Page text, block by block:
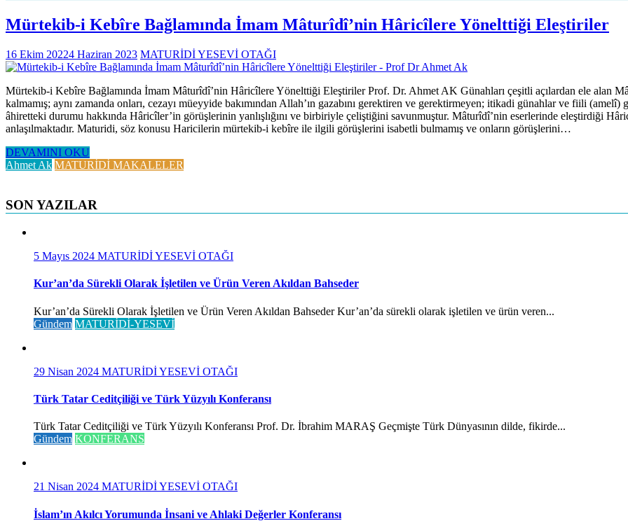
Mürtekib-i Kebîre Bağlamında İmam Mâturîdî’nin Hâricîlere Yönelttiği Eleştiriler
16 Ekim 20224 Haziran 2023 MATURİDİ YESEVİ OTAĞI
Mürtekib-i Kebîre Bağlamında İmam Mâturîdî’nin Hâricîlere Yönelttiği Eleştiriler Prof. Dr. Ahmet AK Günahları çeşitli açılardan ele alan
kalmamış; aynı zamanda onları, cezayı müeyyide bakımından Allah’ın gazabını gerektiren ve gerektirmeyen; itikadi günahlar ve fiili
âhiretteki durumu hakkında Hâricîler’in görüşlerinin yanlışlığını ve birbiriyle çeliştiğini savunmuştur. Mâturîdî’nin eserlerinde eleştirdiği
anlaşılmaktadır. Maturidi, söz konusu Haricilerin mürtekib-i kebîre ile ilgili görüşlerini isabetli bulmamış ve onların görüşlerini…
DEVAMINI OKU
Ahmet Ak MATURİDİ MAKALELER
SON YAZILAR
5 Mayıs 2024 MATURİDİ YESEVİ OTAĞI
Kur’an’da Sürekli Olarak İşletilen ve Ürün Veren Akıldan Bahseder
Kur’an’da Sürekli Olarak İşletilen ve Ürün Veren Akıldan Bahseder Kur’an’da sürekli olarak işletilen ve ürün veren...
Gündem MATURİDİ-YESEVİ
29 Nisan 2024 MATURİDİ YESEVİ OTAĞI
Türk Tatar Ceditçiliği ve Türk Yüzyılı Konferansı
Türk Tatar Ceditçiliği ve Türk Yüzyılı Konferansı Prof. Dr. İbrahim MARAŞ Geçmişte Türk Dünyasının dilde, fikirde...
Gündem KONFERANS
21 Nisan 2024 MATURİDİ YESEVİ OTAĞI
İslam’ın Akılcı Yorumunda İnsani ve Ahlaki Değerler Konferansı